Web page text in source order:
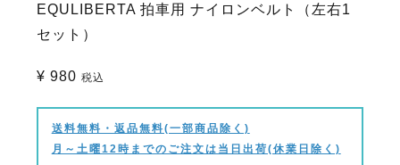
EQULIBERTA 拍車用 ナイロンベルト（左右1
セット）
¥ 980 税込
送料無料・返品無料(一部商品除く)
月～土曜12時までのご注文は当日出荷(休業日除く)